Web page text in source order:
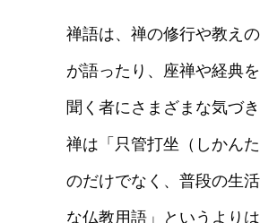
禅語は、禅の修行や教え
が語ったり、座禅や経典
聞く者にさまざまな気づ
禅は「只管打坐（しかん
のだけでなく、普段の生
な仏教用語」というより